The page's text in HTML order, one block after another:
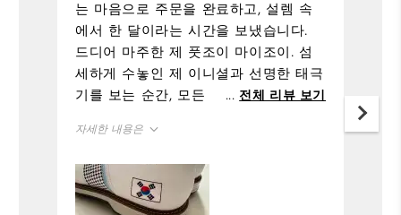
는 마음으로 주문을 완료하고, 설렘 속
에서 한 달이라는 시간을 보냈습니다.
드디어 마주한 제 풋조이 마이조이. 섬
세하게 수놓인 제 이니셜과 선명한 태극
기를 보는 순간, 모든 기다림이 보상받
좋은 집중력을 발휘하게 해주는 '믿음의
서는 결코 느낄 수 없는 이 특별함과 만
족감. 기다림의 시간이 필요하지만, 세상
... 전체 리뷰 보기
자세한 내용은
사이즈 정사이즈
편안함